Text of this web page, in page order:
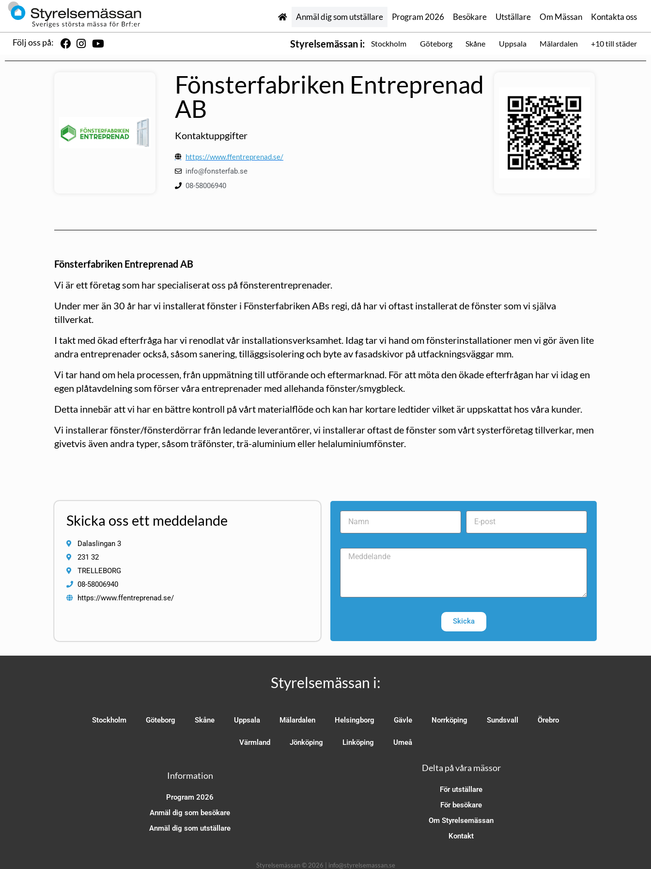
Anmäl dig som utställare Program 2026 Besökare Utställare Om Mässan Kontakta oss
Följ oss på: Styrelsemässan i: Stockholm Göteborg Skåne Uppsala Mälardalen +10 till städer
Fönsterfabriken Entreprenad
AB
Kontaktuppgifter
https://www.ffentreprenad.se/
info@fonsterfab.se
08-58006940
Fönsterfabriken Entreprenad AB
Vi är ett företag som har specialiserat oss på fönsterentreprenader.
Under mer än 30 år har vi installerat fönster i Fönsterfabriken ABs regi, då har vi oftast installerat de fönster som vi själva
tillverkat.
I takt med ökad efterfråga har vi renodlat vår installationsverksamhet. Idag tar vi hand om fönsterinstallationer men vi gör även lite
andra entreprenader också, såsom sanering, tilläggsisolering och byte av fasadskivor på utfackningsväggar mm.
Vi tar hand om hela processen, från uppmätning till utförande och eftermarknad. För att möta den ökade efterfrågan har vi idag en
egen plåtavdelning som förser våra entreprenader med allehanda fönster/smygbleck.
Detta innebär att vi har en bättre kontroll på vårt materialflöde och kan har kortare ledtider vilket är uppskattat hos våra kunder.
Vi installerar fönster/fönsterdörrar från ledande leverantörer, vi installerar oftast de fönster som vårt systerföretag tillverkar, men
givetvis även andra typer, såsom träfönster, trä-aluminium eller helaluminiumfönster.
Skicka oss ett meddelande
Dalaslingan 3
231 32
TRELLEBORG
08-58006940
https://www.ffentreprenad.se/
Skicka
Styrelsemässan i:
Stockholm Göteborg Skåne Uppsala Mälardalen Helsingborg Gävle Norrköping Sundsvall Örebro
Värmland Jönköping Linköping Umeå
Information
Program 2026
Anmäl dig som besökare
Anmäl dig som utställare
Delta på våra mässor
För utställare
För besökare
Om Styrelsemässan
Kontakt
Styrelsemässan © 2026 | info@styrelsemassan.se